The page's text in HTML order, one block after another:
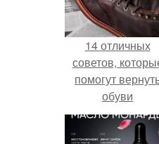
14 отличных
советов,
помогут
обуви
великолепный